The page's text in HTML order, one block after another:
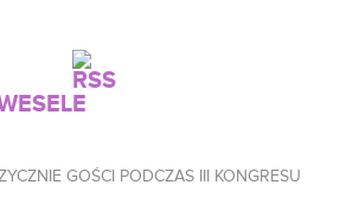
GOŚCI PODCZAS III KONGRESU